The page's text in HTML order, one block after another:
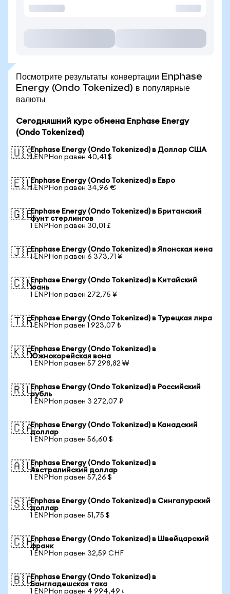
Посмотрите результаты конвертации Enphase
Energy (Ondo Tokenized) в популярные
валюты
Сегодняшний курс обмена Enphase Energy
(Ondo Tokenized)
🇺🇸Enphase Energy (Ondo Tokenized) в Доллар США
1 ENPHon равен 40,41 $
🇪🇺Enphase Energy (Ondo Tokenized) в Евро
1 ENPHon равен 34,96 €
🇬🇧Enphase Energy (Ondo Tokenized) в Британский
фунт стерлингов
1 ENPHon равен 30,01 £
🇯🇵Enphase Energy (Ondo Tokenized) в Японская иена
1 ENPHon равен 6 373,71 ¥
🇨🇳Enphase Energy (Ondo Tokenized) в Китайский
юань
1 ENPHon равен 272,75 ¥
🇹🇷Enphase Energy (Ondo Tokenized) в Турецкая лира
1 ENPHon равен 1 923,07 ₺
🇰🇷Enphase Energy (Ondo Tokenized) в
Южнокорейская вона
1 ENPHon равен 57 298,82 ₩
🇷🇺Enphase Energy (Ondo Tokenized) в Российский
рубль
1 ENPHon равен 3 272,07 ₽
🇨🇦Enphase Energy (Ondo Tokenized) в Канадский
доллар
1 ENPHon равен 56,60 $
🇦🇺Enphase Energy (Ondo Tokenized) в
Австралийский доллар
1 ENPHon равен 57,26 $
🇸🇬Enphase Energy (Ondo Tokenized) в Сингапурский
доллар
1 ENPHon равен 51,75 $
🇨🇭Enphase Energy (Ondo Tokenized) в Швейцарский
франк
1 ENPHon равен 32,59 CHF
🇧🇩Enphase Energy (Ondo Tokenized) в
Бангладешская така
1 ENPHon равен 4 994,49 ৳